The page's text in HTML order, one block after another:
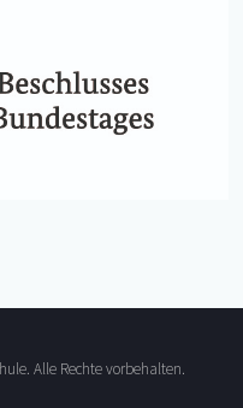
Alle Rechte vorbehalten.